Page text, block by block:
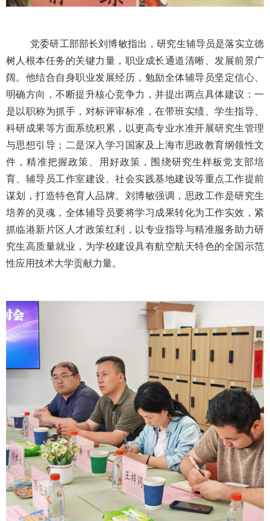
党委研工部部长刘博敏指出，研究生辅导员是落实立德
树人根本任务的关键力量，职业成长通道清晰、发展前景广
阔。他结合自身职业发展经历，勉励全体辅导员坚定信心、
明确方向，不断提升核心竞争力，并提出两点具体建议：一
是以职称为抓手，对标评审标准，在带班实绩、学生指导、
科研成果等方面系统积累，以更高专业水准开展研究生管理
与思想引导；二是深入学习国家及上海市思政教育纲领性文
件，精准把握政策、用好政策，围绕研究生样板党支部培
育、辅导员工作室建设、社会实践基地建设等重点工作提前
谋划，打造特色育人品牌。刘博敏强调，思政工作是研究生
培养的灵魂，全体辅导员要将学习成果转化为工作实效，紧
抓临港新片区人才政策红利，以专业指导与精准服务助力研
究生高质量就业，为学校建设具有航空航天特色的全国示范
性应用技术大学贡献力量。